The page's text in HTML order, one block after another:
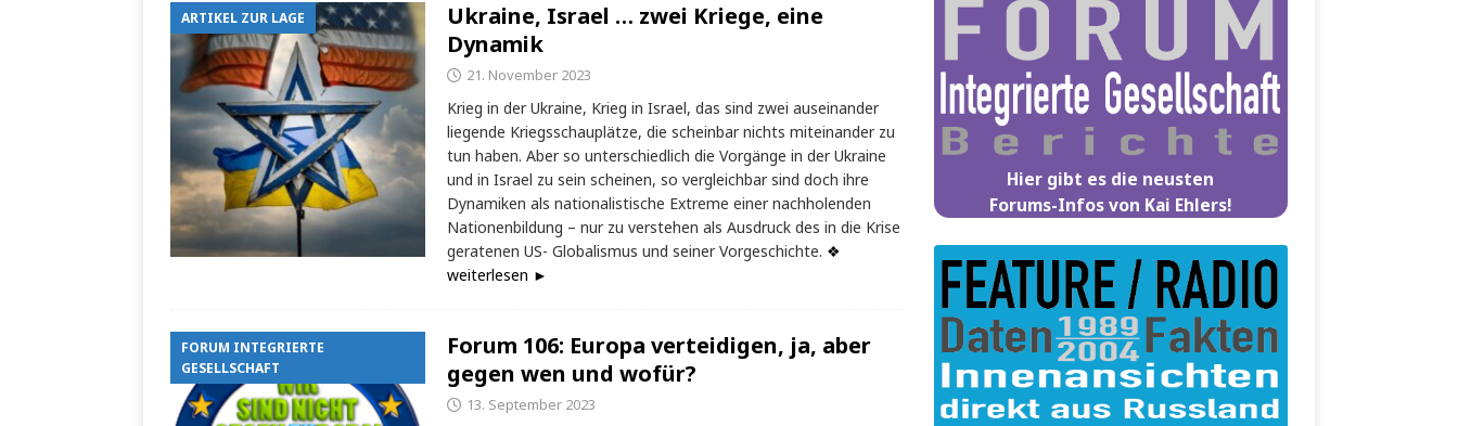
ARTIKEL ZUR LAGE
Ukraine, Israel … zwei Kriege, eine
Dynamik
21. November 2023
Krieg in der Ukraine, Krieg in Israel, das sind zwei auseinander
liegende Kriegsschauplätze, die scheinbar nichts miteinander zu
tun haben. Aber so unterschiedlich die Vorgänge in der Ukraine
und in Israel zu sein scheinen, so vergleichbar sind doch ihre
Dynamiken als nationalistische Extreme einer nachholenden
Nationenbildung – nur zu verstehen als Ausdruck des in die Krise
geratenen US- Globalismus und seiner Vorgeschichte. ❖
weiterlesen ►
FORUM INTEGRIERTE
GESELLSCHAFT
Forum 106: Europa verteidigen, ja, aber
gegen wen und wofür?
13. September 2023
Hier gibt es die neusten
Forums-Infos von Kai Ehlers!